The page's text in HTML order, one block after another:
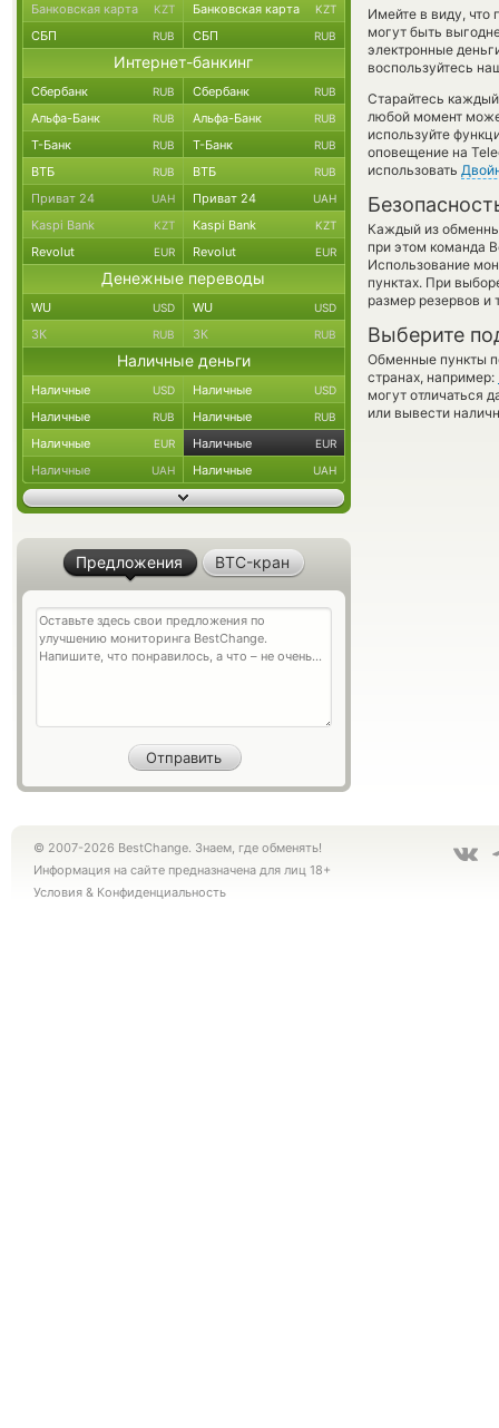
Имейте в виду, что
могут быть
электронные
воспользуйтесь
Старайтесь
любой момент
используйте
оповещение на
использовать
Каждый из
при этом команда
Использование
пунктах. При
размер резервов и
Выберите
Обменные пункты
странах, например:
могут отличаться
или вывести
Банковская карта KZT Банковская карта KZT
СБП RUB СБП RUB
Интернет-банкинг
Сбербанк RUB Сбербанк RUB
Альфа-Банк RUB Альфа-Банк RUB
Т-Банк RUB Т-Банк RUB
ВТБ RUB ВТБ RUB
Приват 24 UAH Приват 24 UAH
Kaspi Bank KZT Kaspi Bank KZT
Revolut EUR Revolut EUR
Денежные переводы
WU USD WU USD
ЗК RUB ЗК RUB
Наличные деньги
Наличные USD Наличные USD
Наличные RUB Наличные RUB
Наличные EUR Наличные EUR
Наличные UAH Наличные UAH
Предложения BTC-кран
© 2007-2026 BestChange. Знаем, где обменять!
Информация на сайте предназначена для лиц 18+
Условия & Конфиденциальность